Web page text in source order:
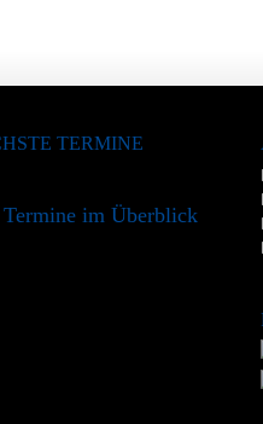
TERMINE
im Überblick